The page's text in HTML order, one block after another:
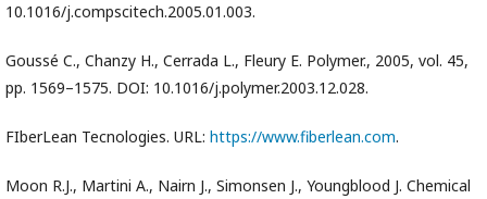
10.1016/j.compscitech.2005.01.003.
Goussé C., Chanzy H., Cerrada L., Fleury E. Polymer., 2005, vol. 45,
pр. 1569–1575. DOI: 10.1016/j.polymer.2003.12.028.
FIberLean Tecnologies. URL: https://www.fiberlean.com.
Moon R.J., Martini A., Nairn J., Simonsen J., Youngblood J. Chemical